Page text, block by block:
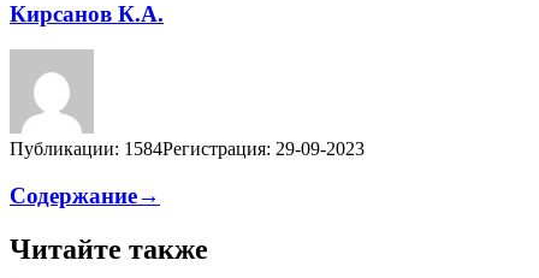
Кирсанов К.А.
Публикации: 1584Регистрация: 29-09-2023
Содержание→
Читайте также